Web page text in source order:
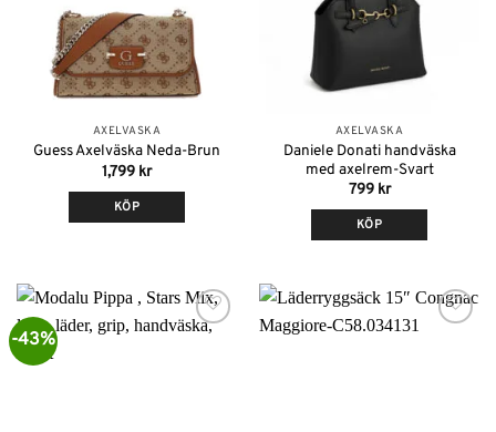
AXELVÄSKA
Guess Axelväska Neda-Brun
1,799 kr
KÖP
AXELVÄSKA
Daniele Donati handväska
med axelrem-Svart
799 kr
KÖP
-43%